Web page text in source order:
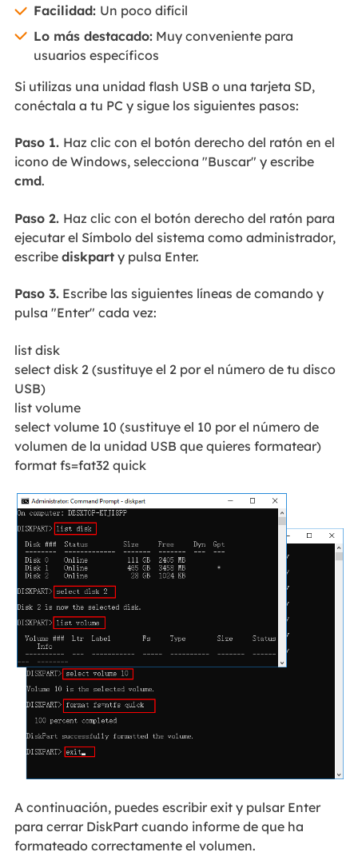
Facilidad: Un poco difícil
Lo más destacado:Muy conveniente para
usuarios específicos
Si utilizas una unidad flash USB o una tarjeta SD,
conéctala a tu PC y sigue los siguientes pasos:
Paso 1. Haz clic con el botón derecho del ratón en el
icono de Windows, selecciona "Buscar" y escribe
cmd.
Paso 2. Haz clic con el botón derecho del ratón para
ejecutar el Símbolo del sistema como administrador,
escribe diskparty pulsa Enter.
Paso 3.Escribe las siguientes líneas de comando y
pulsa "Enter" cada vez:
list disk
select disk 2 (sustituye el 2 por el número de tu disco
USB)
list volume
select volume 10 (sustituye el 10 por el número de
volumen de la unidad USB que quieres formatear)
format fs=fat32 quick
A continuación, puedes escribir exit y pulsar Enter
para cerrar DiskPart cuando informe de que ha
formateado correctamente el volumen.